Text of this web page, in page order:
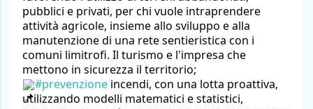
pubblici e privati, per chi vuole intraprendere
attività agricole, insieme allo sviluppo e alla
manutenzione di una rete sentieristica con i
comuni limitrofi. Il turismo e l'impresa che
mettono in sicurezza il territorio;
#prevenzione incendi, con una lotta proattiva,
utilizzando modelli matematici e statistici,